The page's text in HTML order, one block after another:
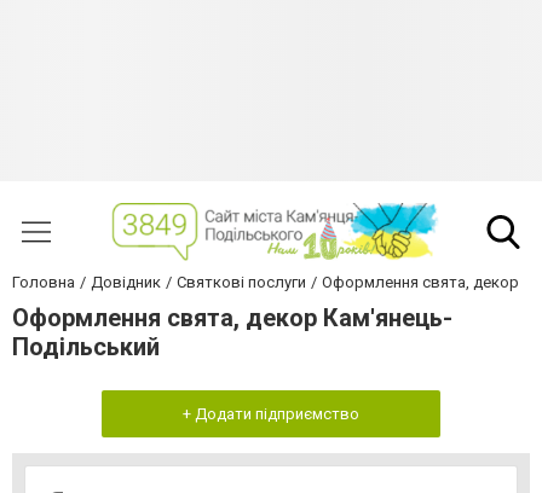
Головна Довідник Святкові послуги Оформлення свята, декор
Оформлення свята, декор Кам'янець-
Подільський
+ Додати підприємство